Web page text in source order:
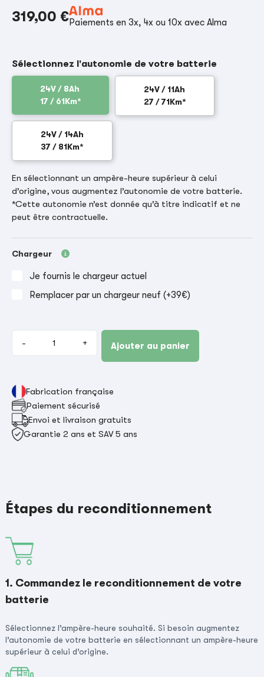
319,00 €Paiements en 3x, 4x ou 10x avec Alma
Sélectionnez l'autonomie de votre batterie
24V / 8Ah
17 / 61Km*
24V / 11Ah
27 / 71Km*
24V / 14Ah
37 / 81Km*
En sélectionnant un ampère-heure supérieur à celui
d’origine, vous augmentez l’autonomie de votre batterie.
*Cette autonomie n’est donnée qu’à titre indicatif et ne
peut être contractuelle.
Chargeur
Je fournis le chargeur actuel
Remplacer par un chargeur neuf (+39€)
- + Ajouter au panier
Fabrication française
Paiement sécurisé
Envoi et livraison gratuits
Garantie 2 ans et SAV 5 ans
Étapes du reconditionnement
1. Commandez le reconditionnement de votre
batterie
Sélectionnez l’ampère-heure souhaité. Si besoin augmentez
l’autonomie de votre batterie en sélectionnant un ampère-heure
supérieur à celui d’origine.